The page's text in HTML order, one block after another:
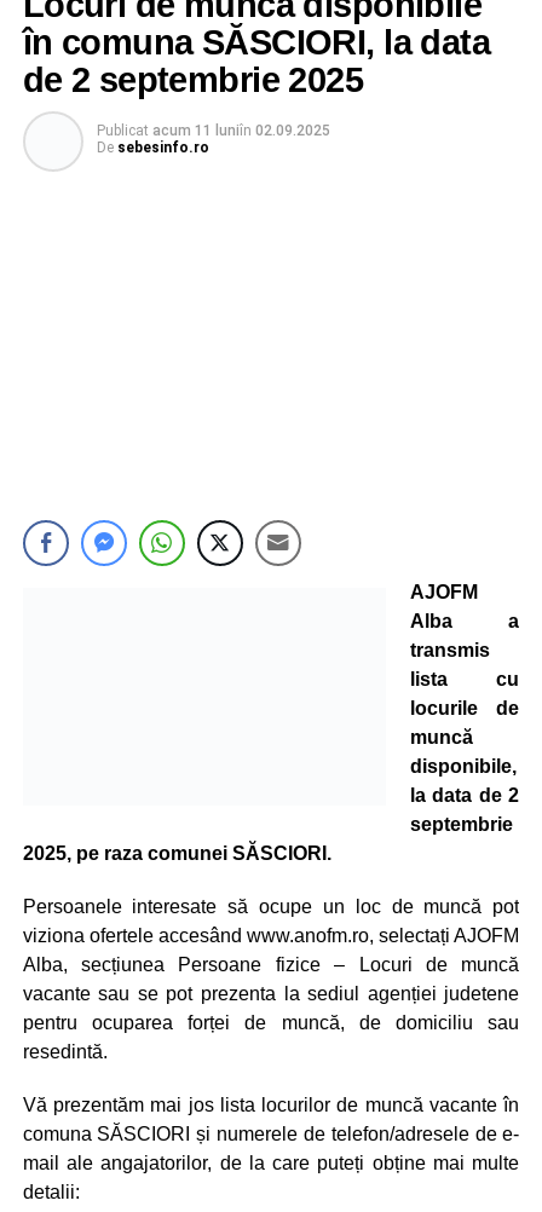
în comuna SĂSCIORI, la data
de 2 septembrie 2025
Publicat acum 11 luniîn 02.09.2025
De sebesinfo.ro
AJOFM
Alba a
transmis
lista cu
locurile de
muncă
disponibile,
la data de 2
septembrie
2025, pe raza comunei SĂSCIORI.
Persoanele interesate să ocupe un loc de muncă pot
viziona ofertele accesând www.anofm.ro, selectați AJOFM
Alba, secțiunea Persoane fizice – Locuri de muncă
vacante sau se pot prezenta la sediul agenției judetene
pentru ocuparea forței de muncă, de domiciliu sau
resedintă.
Vă prezentăm mai jos lista locurilor de muncă vacante în
comuna SĂSCIORI și numerele de telefon/adresele de e-
mail ale angajatorilor, de la care puteți obține mai multe
detalii: